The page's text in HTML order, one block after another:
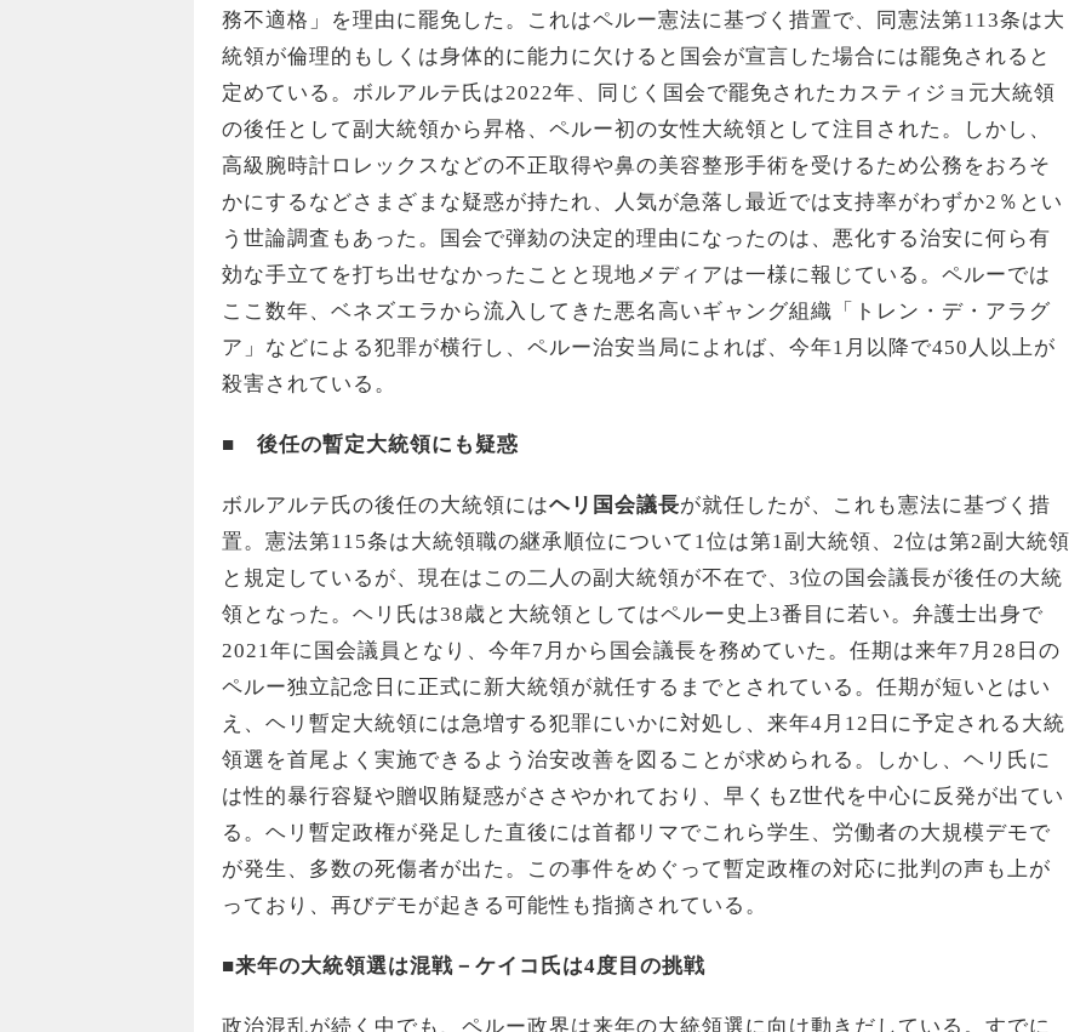
務不適格」を理由に罷免した。これはペルー憲法に基づく措置で、同憲法第113条は大
統領が倫理的もしくは身体的に能力に欠けると国会が宣言した場合には罷免されると
定めている。ボルアルテ氏は2022年、同じく国会で罷免されたカスティジョ元大統領
の後任として副大統領から昇格、ペルー初の女性大統領として注目された。しかし、
高級腕時計ロレックスなどの不正取得や鼻の美容整形手術を受けるため公務をおろそ
かにするなどさまざまな疑惑が持たれ、人気が急落し最近では支持率がわずか2％とい
う世論調査もあった。国会で弾劾の決定的理由になったのは、悪化する治安に何ら有
効な手立てを打ち出せなかったことと現地メディアは一様に報じている。ペルーでは
ここ数年、ベネズエラから流入してきた悪名高いギャング組織「トレン・デ・アラグ
ア」などによる犯罪が横行し、ペルー治安当局によれば、今年1月以降で450人以上が
殺害されている。
■ 後任の暫定大統領にも疑惑
ボルアルテ氏の後任の大統領にはヘリ国会議長が就任したが、これも憲法に基づく措
置。憲法第115条は大統領職の継承順位について1位は第1副大統領、2位は第2副大統領
と規定しているが、現在はこの二人の副大統領が不在で、3位の国会議長が後任の大統
領となった。ヘリ氏は38歳と大統領としてはペルー史上3番目に若い。弁護士出身で
2021年に国会議員となり、今年7月から国会議長を務めていた。任期は来年7月28日の
ペルー独立記念日に正式に新大統領が就任するまでとされている。任期が短いとはい
え、ヘリ暫定大統領には急増する犯罪にいかに対処し、来年4月12日に予定される大統
領選を首尾よく実施できるよう治安改善を図ることが求められる。しかし、ヘリ氏に
は性的暴行容疑や贈収賄疑惑がささやかれており、早くもZ世代を中心に反発が出てい
る。ヘリ暫定政権が発足した直後には首都リマでこれら学生、労働者の大規模デモで
が発生、多数の死傷者が出た。この事件をめぐって暫定政権の対応に批判の声も上が
っており、再びデモが起きる可能性も指摘されている。
■来年の大統領選は混戦－ケイコ氏は4度目の挑戦
政治混乱が続く中でも、ペルー政界は来年の大統領選に向け動きだしている。すでに